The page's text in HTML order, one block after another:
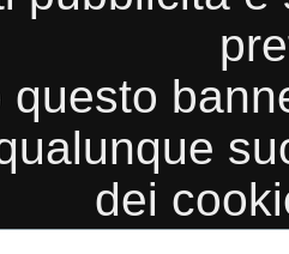
questo
dei